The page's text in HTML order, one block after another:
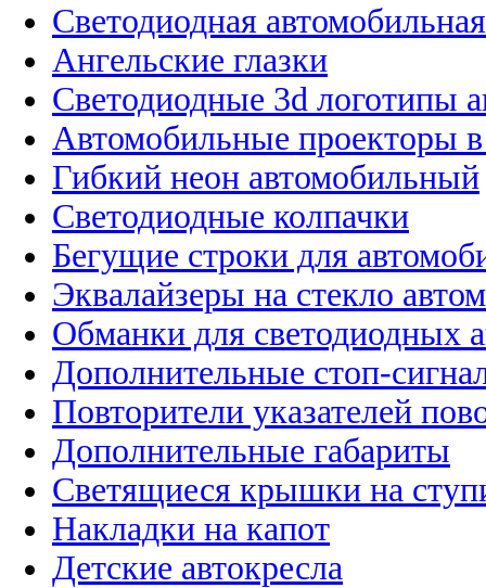
Светодиодная
Ангельские глазки
Светодиодные 3d логотипы
Автомобильные проекторы
Гибкий неон автомобильный
Светодиодные колпачки
Бегущие строки для
Эквалайзеры на стекло
Обманки для светодиодных
Дополнительные стоп-
Повторители указателей
Дополнительные габариты
Светящиеся крышки на
Накладки на капот
Детские автокресла